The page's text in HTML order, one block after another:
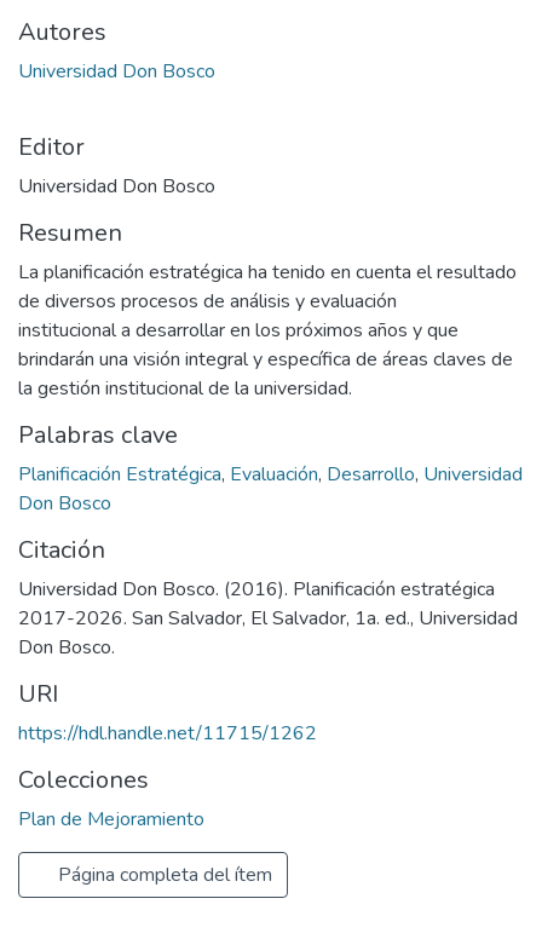
Autores
Universidad Don Bosco
Editor
Universidad Don Bosco
Resumen
La planificación estratégica ha tenido en cuenta el resultado
de diversos procesos de análisis y evaluación
institucional a desarrollar en los próximos años y que
brindarán una visión integral y específica de áreas claves de
la gestión institucional de la universidad.
Palabras clave
Planificación Estratégica, Evaluación, Desarrollo, Universidad
Don Bosco
Citación
Universidad Don Bosco. (2016). Planificación estratégica
2017-2026. San Salvador, El Salvador, 1a. ed., Universidad
Don Bosco.
URI
https://hdl.handle.net/11715/1262
Colecciones
Plan de Mejoramiento
Página completa del ítem